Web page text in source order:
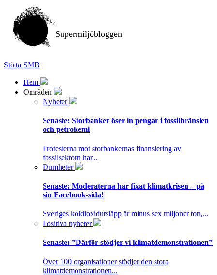
Supermiljöbloggen
Stötta SMB
Hem
Områden
Nyheter
Senaste: Storbanker öser in pengar i fossilbränslen
och petrokemi
Protesterna mot storbankernas finansiering av
fossilsektorn har...
Dumheter
Senaste: Moderaterna har fixat klimatkrisen – på
sin Facebook-sida!
Sveriges koldioxidutsläpp är minus sex miljoner ton,...
Positiva nyheter
Senaste: ”Därför stödjer vi klimatdemonstrationen”
Över 100 organisationer stödjer den stora
klimatdemonstrationen...